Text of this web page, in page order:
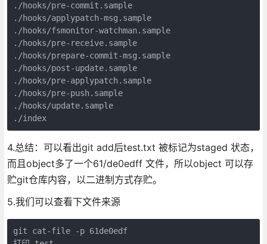
./hooks/pre-commit.sample
./hooks/applypatch-msg.sample
./hooks/fsmonitor-watchman.sample
./hooks/pre-receive.sample
./hooks/prepare-commit-msg.sample
./hooks/post-update.sample
./hooks/pre-applypatch.sample
./hooks/pre-push.sample
./hooks/update.sample
./index
4.总结：可以看出git add后test.txt 被标记为staged 状态，
而且object多了一个61/de0edff 文件，所以object 可以存
贮git仓库内容，以二进制方式存贮。
5.我们可以查看下文件来源
git cat-file -p 61de0edf